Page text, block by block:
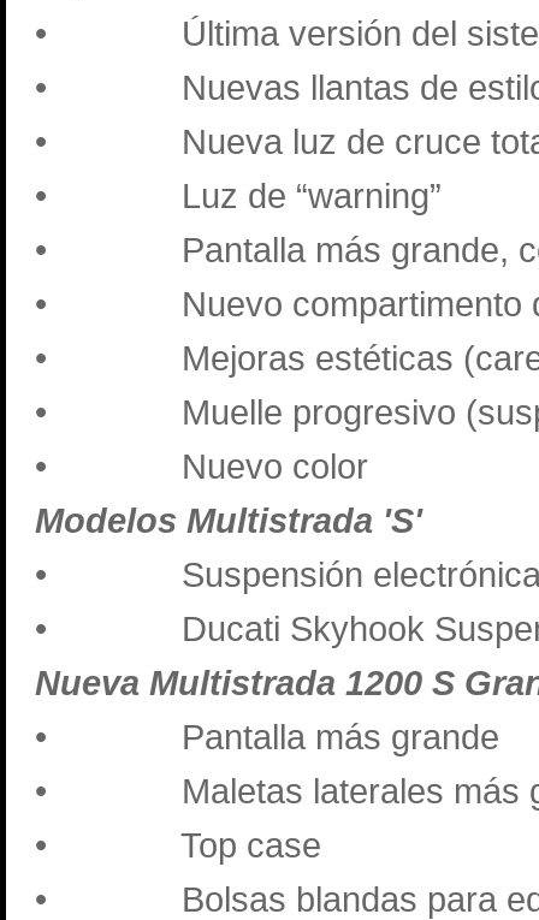
•
Última versión del
•
Nuevas llantas de
•
Nueva luz de cruce
•
Luz de “warning”
•
Pantalla más grande,
•
Nuevo compartimento
•
Mejoras estéticas
•
Muelle progresivo
•
Nuevo color
Modelos Multistrada 'S'
•
Suspensión
•
Ducati Skyhook
Nueva Multistrada 1200 S
•
Pantalla más grande
•
Maletas laterales más
•
Top case
•
Bolsas blandas para